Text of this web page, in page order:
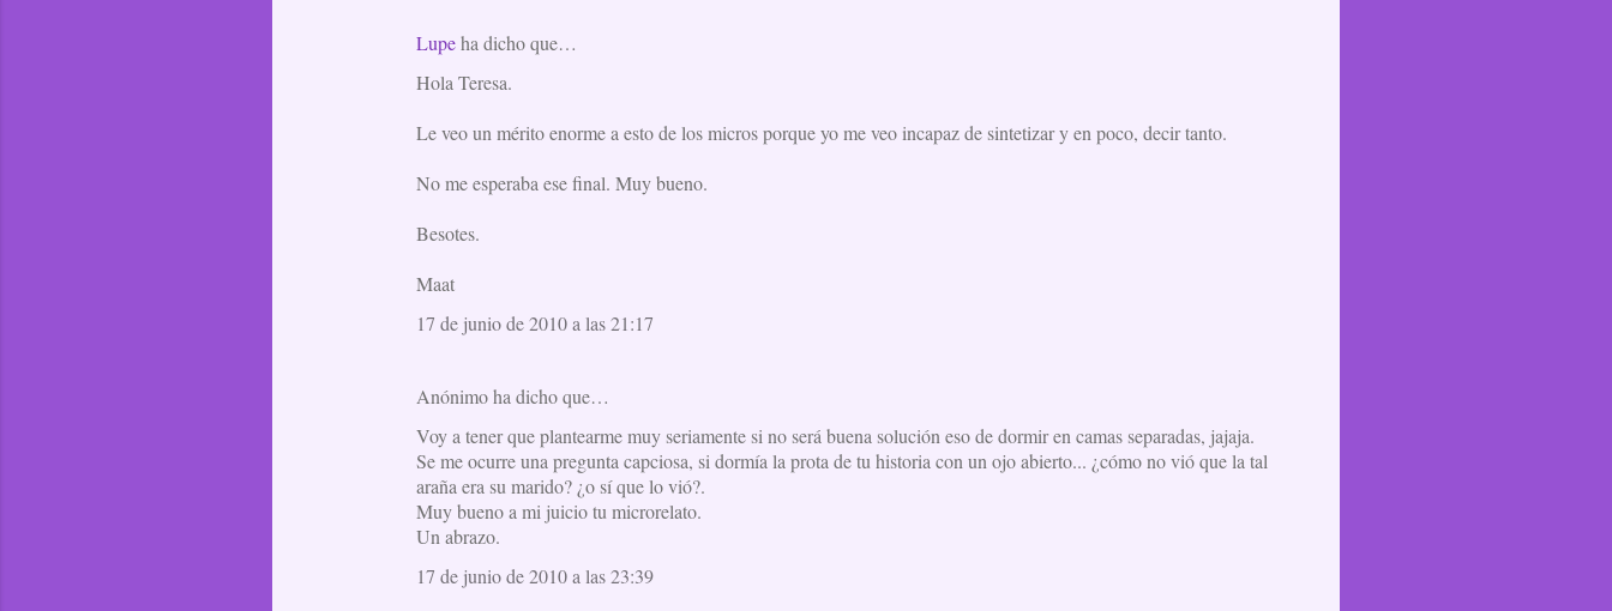
Lupeha dicho que…
Hola Teresa.
Le veo un mérito enorme a esto de los micros porque yo me veo incapaz de sintetizar y en poco, decir tanto.
No me esperaba ese final. Muy bueno.
Besotes.
Maat
17 de junio de 2010 a las 21:17
Anónimo ha dicho que…
Voy a tener que plantearme muy seriamente si no será buena solución eso de dormir en camas separadas, jajaja.
Se me ocurre una pregunta capciosa, si dormía la prota de tu historia con un ojo abierto... ¿cómo no vió que la tal
araña era su marido? ¿o sí que lo vió?.
Muy bueno a mi juicio tu microrelato.
Un abrazo.
17 de junio de 2010 a las 23:39